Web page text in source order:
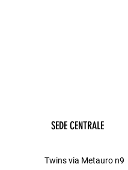
SEDE CENTRALE
Twins via Metauro n9